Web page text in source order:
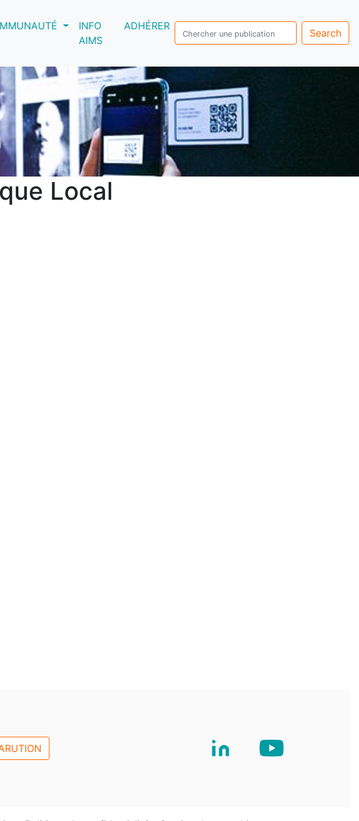
INFO
AIMS
ADHÉRER
Search
Local